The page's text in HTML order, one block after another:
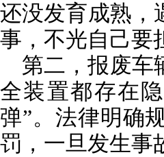
还没发育成熟，
事，不光自己要
第二，报废车
全装置都存在
弹”。法律明确
罚，一旦发生事